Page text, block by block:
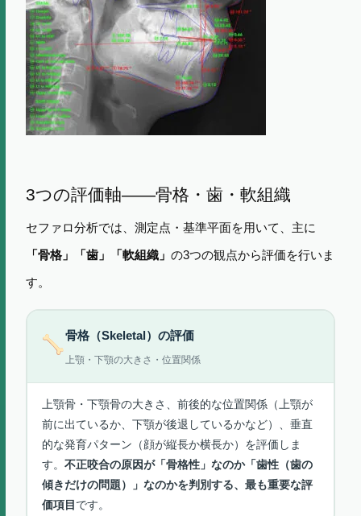
3つの評価軸——骨格・歯・軟組織
セファロ分析では、測定点・基準平面を用いて、主に
「骨格」「歯」「軟組織」 の3つの観点から評価を行いま
す。
骨格（Skeletal）の評価
上顎・下顎の大きさ・位置関係
上顎骨・下顎骨の大きさ、前後的な位置関係（上顎が
前に出ているか、下顎が後退しているかなど）、垂直
的な発育パターン（顔が縦長か横長か）を評価しま
す。 不正咬合の原因が「骨格性」なのか「歯性（歯の
傾きだけの問題）」なのかを判別する、最も重要な評
価項目 です。